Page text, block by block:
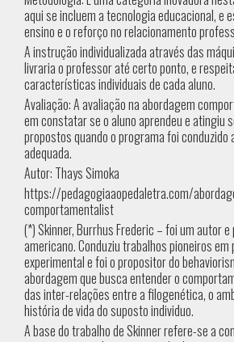
aqui se incluem a tecnologia educacional, e
ensino e o reforço no relacionamento
A instrução individualizada através das
livraria o professor até certo ponto, e
características individuais de cada aluno.
Avaliação: A avaliação na abordagem
em constatar se o aluno aprendeu e atingiu
propostos quando o programa foi conduzido
adequada.
Autor: Thays Simoka
https://pedagogiaaopedaletra.com/
comportamentalist
(*) Skinner, Burrhus Frederic – foi um autor
americano. Conduziu trabalhos pioneiros em
experimental e foi o propositor do
abordagem que busca entender o
das inter-relações entre a filogenética, o
história de vida do suposto individuo.
A base do trabalho de Skinner refere-se a